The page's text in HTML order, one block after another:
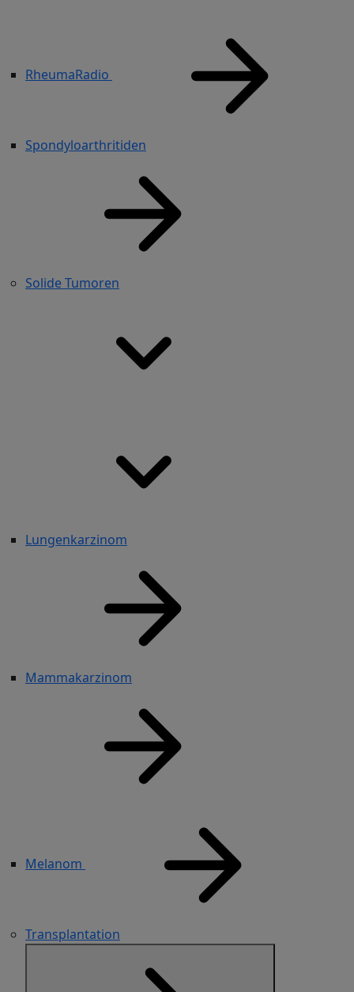
RheumaRadio
Spondyloarthritiden
Solide Tumoren
Lungenkarzinom
Mammakarzinom
Melanom
Transplantation